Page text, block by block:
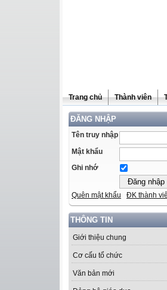
Trang chủ Thành viên
ĐĂNG NHẬP
Tên truy nhập
Mật khẩu
Ghi nhớ
Quên mật khẩu ĐK thành
THÔNG TIN
Giới thiệu chung
Cơ cấu tổ chức
Văn bản mới